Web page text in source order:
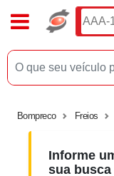
Bompreco Freios
Informe
sua busca